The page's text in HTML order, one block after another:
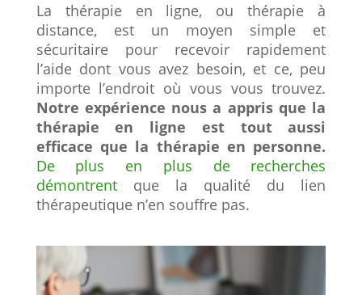
La thérapie en ligne, ou thérapie à
distance, est un moyen simple et
sécuritaire pour recevoir rapidement
l’aide dont vous avez besoin, et ce, peu
importe l’endroit où vous vous trouvez.
Notre expérience nous a appris que la
thérapie en ligne est tout aussi
efficace que la thérapie en personne.
De plus en plus de recherches
démontrentque la qualité du lien
thérapeutique n’en souffre pas.